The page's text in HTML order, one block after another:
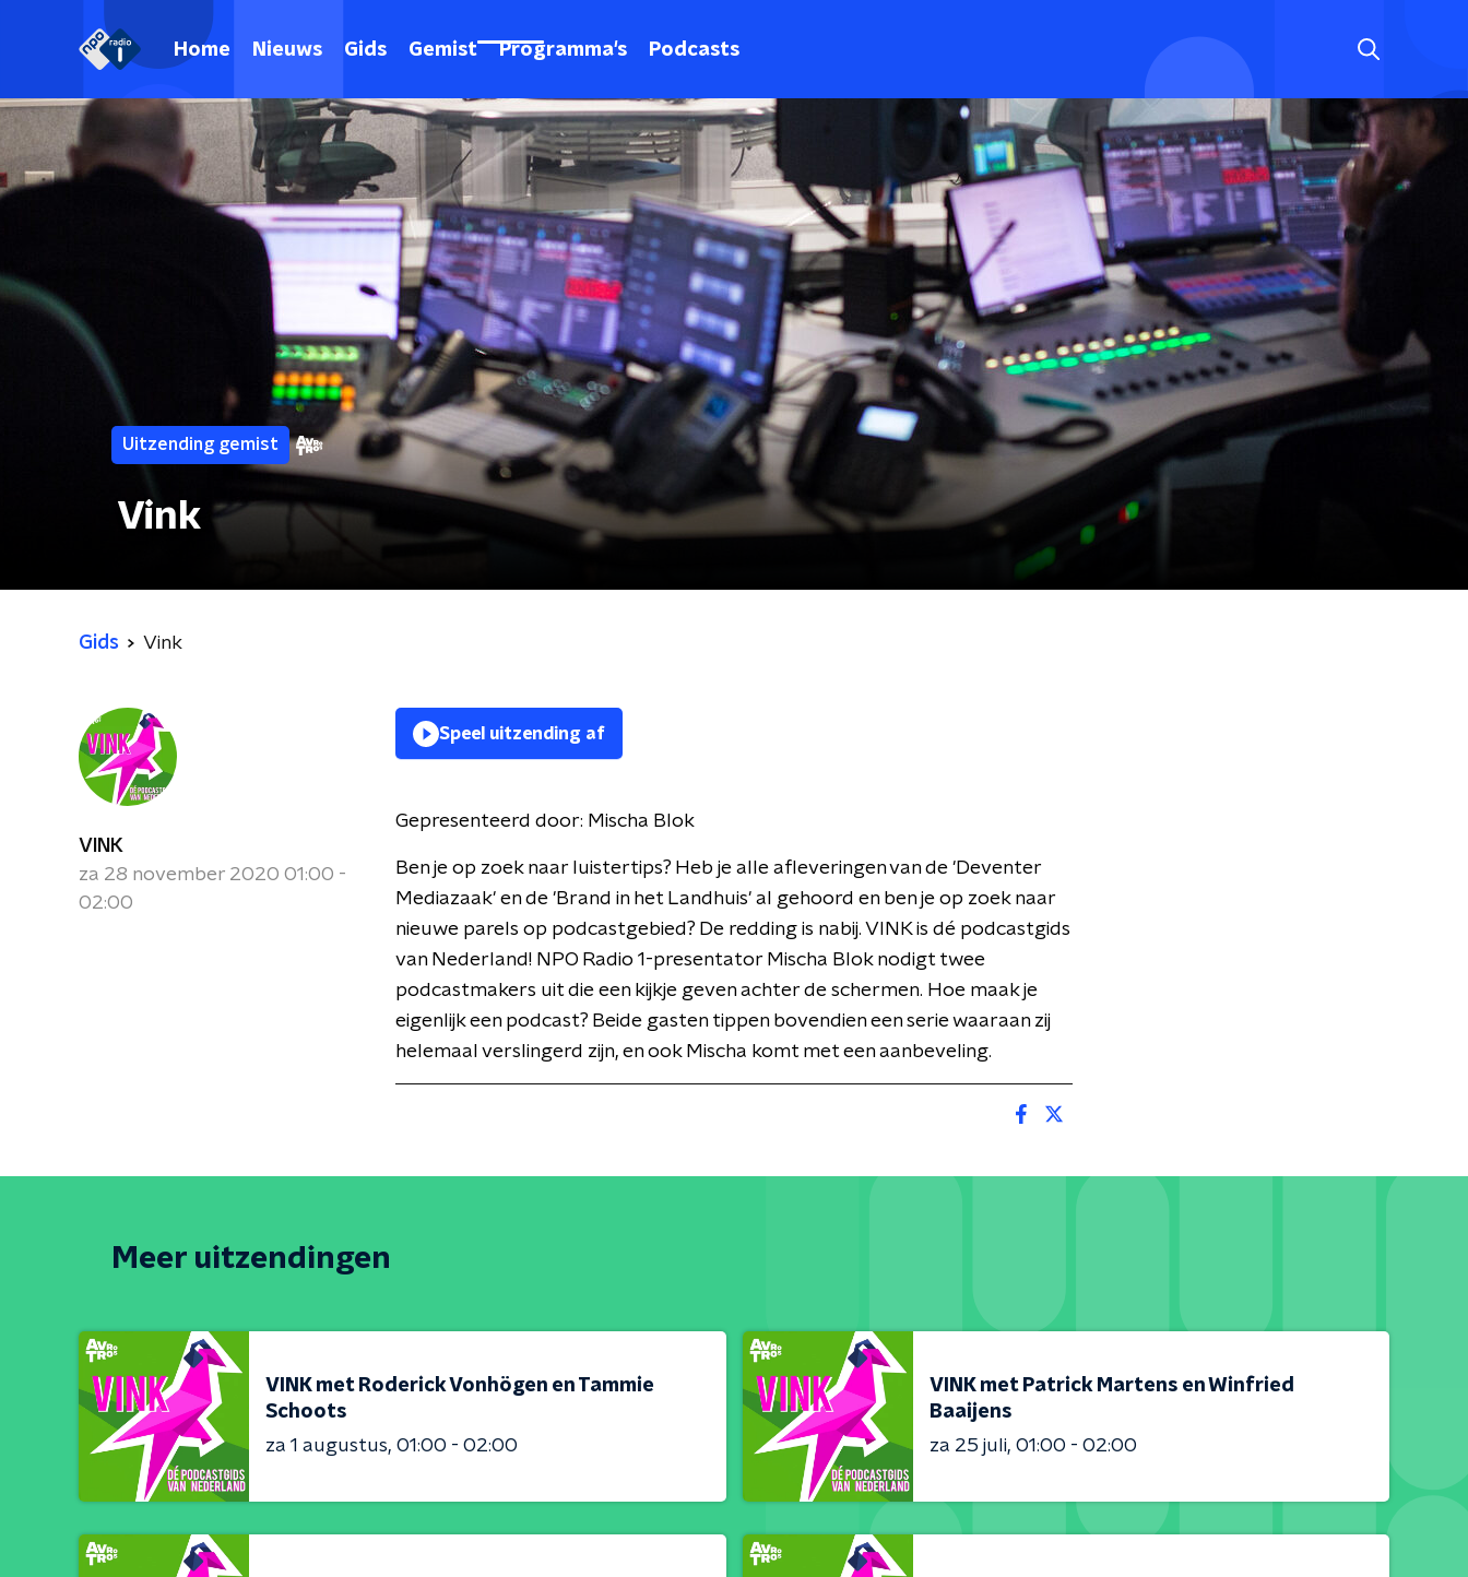
Home Nieuws Gids Gemist Programma's Podcasts
Uitzending gemist
Vink
Gids Vink
VINK
za 28 november 2020 01:00 -
02:00
Speel uitzending af
Gepresenteerd door: Mischa Blok
Ben je op zoek naar luistertips? Heb je alle afleveringen van de 'Deventer
Mediazaak' en de 'Brand in het Landhuis' al gehoord en ben je op zoek naar
nieuwe parels op podcastgebied? De redding is nabij. VINK is dé podcastgids
van Nederland! NPO Radio 1-presentator Mischa Blok nodigt twee
podcastmakers uit die een kijkje geven achter de schermen. Hoe maak je
eigenlijk een podcast? Beide gasten tippen bovendien een serie waaraan zij
helemaal verslingerd zijn, en ook Mischa komt met een aanbeveling.
Meer uitzendingen
VINK met Roderick Vonhögen en Tammie
Schoots
za 1 augustus 01:00 - 02:00
VINK met Patrick Martens en Winfried
Baaijens
za 25 juli 01:00 - 02:00